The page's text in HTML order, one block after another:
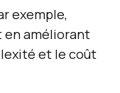
exemple,
en améliorant
et le coût